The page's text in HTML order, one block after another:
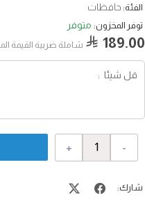
الفئة: حافظات
توفر المخزون: متوفر
189.00 شاملة ضربية القيمة
-
+
شارك: